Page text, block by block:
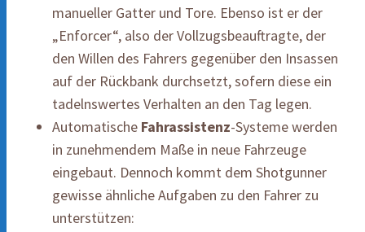
manueller Gatter und Tore. Ebenso ist er der
„Enforcer“, also der Vollzugsbeauftragte, der
den Willen des Fahrers gegenüber den Insassen
auf der Rückbank durchsetzt, sofern diese ein
tadelnswertes Verhalten an den Tag legen.
Automatische Fahrassistenz-Systeme werden
in zunehmendem Maße in neue Fahrzeuge
eingebaut. Dennoch kommt dem Shotgunner
gewisse ähnliche Aufgaben zu den Fahrer zu
unterstützen: